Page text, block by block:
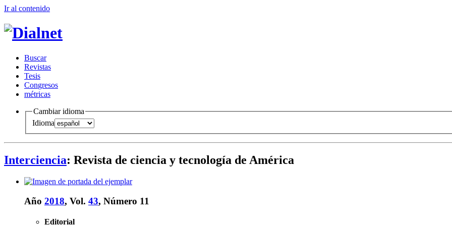
Ir al contenido
Buscar
Revistas
Tesis
Congresos
métricas
Cambiar idioma
Idioma
Interciencia: Revista de ciencia y tecnología de América
Año 2018, Vol. 43, Número 11
Editorial